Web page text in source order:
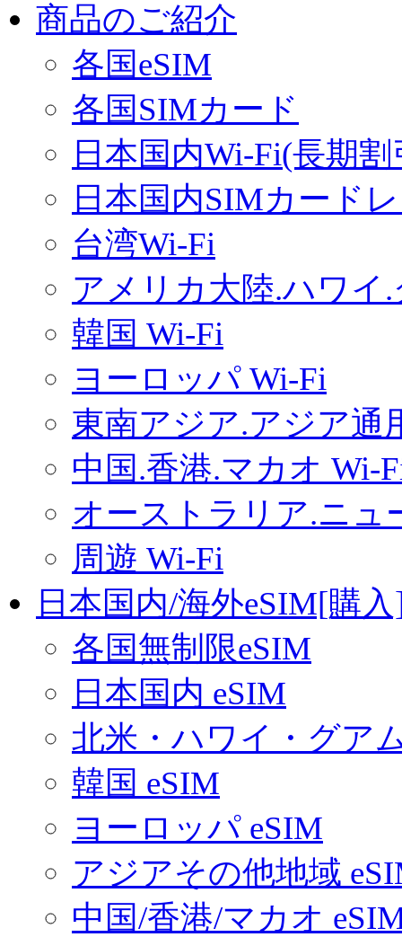
商品のご紹介
各国eSIM
各国SIMカード
日本国内Wi-Fi(長期
日本国内SIMカード
台湾Wi-Fi
アメリカ大陸.ハワイ
韓国 Wi-Fi
ヨーロッパ Wi-Fi
東南アジア.アジア通
中国.香港.マカオ Wi-
オーストラリア.ニュ
周遊 Wi-Fi
日本国内/海外eSIM[購
各国無制限eSIM
日本国内 eSIM
北米・ハワイ・グア
韓国 eSIM
ヨーロッパ eSIM
アジアその他地域
中国/香港/マカオ